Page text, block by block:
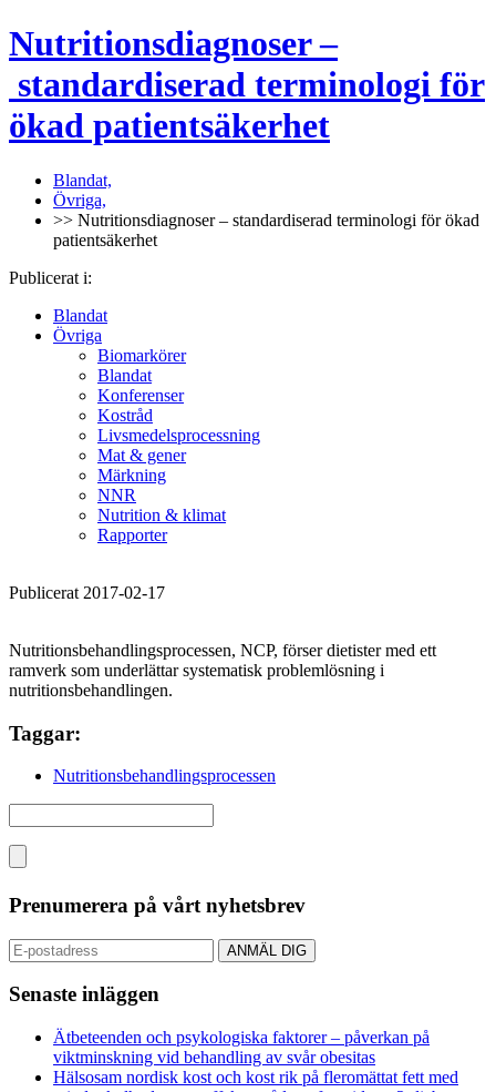
Nutritionsdiagnoser –
standardiserad terminologi för
ökad patientsäkerhet
Blandat,
Övriga,
>> Nutritionsdiagnoser – standardiserad terminologi för ökad
patientsäkerhet
Publicerat i:
Blandat
Övriga
Biomarkörer
Blandat
Konferenser
Kostråd
Livsmedelsprocessning
Mat & gener
Märkning
NNR
Nutrition & klimat
Rapporter
Publicerat 2017-02-17
Nutritionsbehandlingsprocessen, NCP, förser dietister med ett
ramverk som underlättar systematisk problemlösning i
nutritionsbehandlingen.
Taggar:
Nutritionsbehandlingsprocessen
Prenumerera på vårt nyhetsbrev
Senaste inläggen
Ätbeteenden och psykologiska faktorer – påverkan på
viktminskning vid behandling av svår obesitas
Hälsosam nordisk kost och kost rik på fleromättat fett med